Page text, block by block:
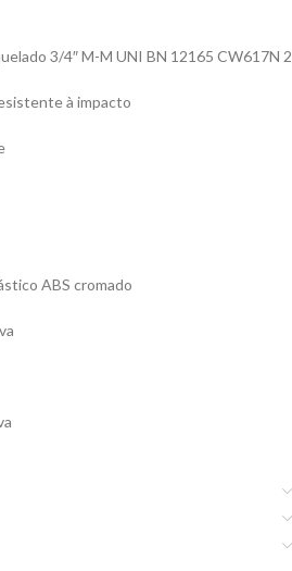
3/4″ M-M UNI BN 12165 CW617N 2
à impacto
ABS cromado